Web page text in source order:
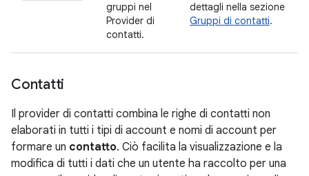
gruppi nel
Provider di
contatti.
dettagli nella sezione
Gruppi di contatti.
Contatti
Il provider di contatti combina le righe di contatti non
elaborati in tutti i tipi di account e nomi di account per
formare un contatto. Ciò facilita la visualizzazione e la
modifica di tutti i dati che un utente ha raccolto per una